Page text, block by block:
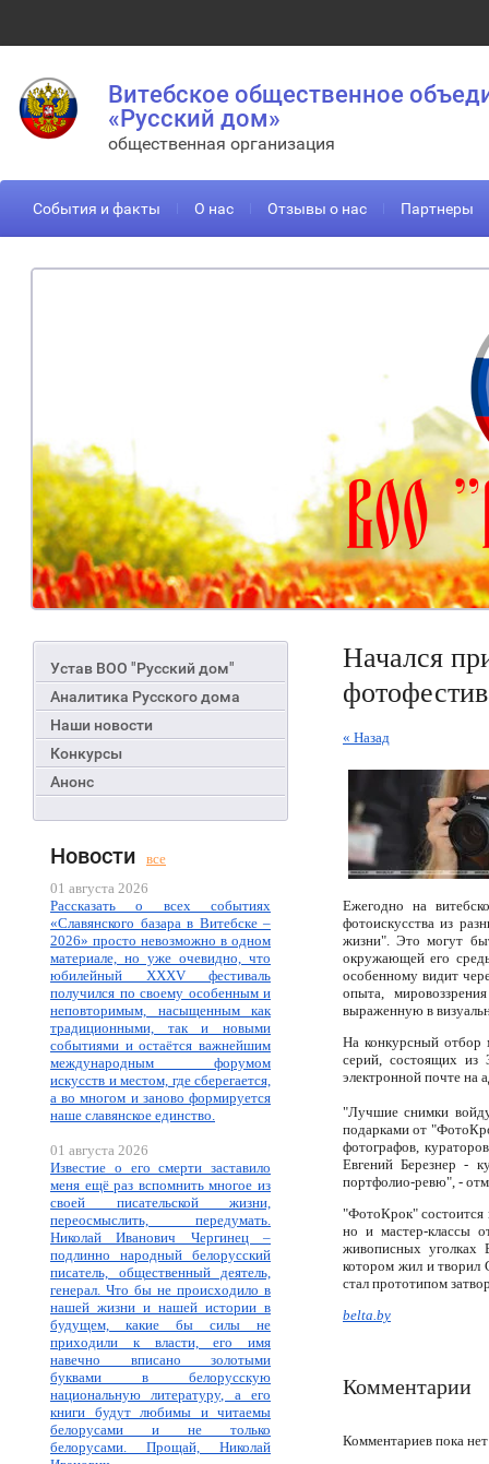
Витебское общественное
«Русский дом»
общественная организация
События и факты О нас Отзывы о нас Партнеры
Устав ВОО "Русский дом"
Аналитика Русского дома
Наши новости
Конкурсы
Анонс
Новости
все
01 августа 2026
Рассказать о всех событиях
«Славянского базара в Витебске –
2026» просто невозможно в одном
материале, но уже очевидно, что
юбилейный XXXV фестиваль
получился по своему особенным и
неповторимым, насыщенным как
традиционными, так и новыми
событиями и остаётся важнейшим
международным форумом
искусств и местом, где сберегается,
а во многом и заново формируется
наше славянское единство.
01 августа 2026
Известие о его смерти заставило
меня ещё раз вспомнить многое из
своей писательской жизни,
переосмыслить, передумать.
Николай Иванович Чергинец –
подлинно народный белорусский
писатель, общественный деятель,
генерал. Что бы не происходило в
нашей жизни и нашей истории в
будущем, какие бы силы не
приходили к власти, его имя
навечно вписано золотыми
буквами в белорусскую
национальную литературу, а его
книги будут любимы и читаемы
белорусами и не только
белорусами. Прощай, Николай
Начался
« Назад
Ежегодно на
фотоискусства из
жизни". Это могут
окружающей его
особенному видит
опыта,
выраженную в
На конкурсный отбор
серий, состоящих из
электронной почте на
"Лучшие снимки
подарками от
фотографов,
Евгений Березнер -
портфолио-ревю", -
"ФотоКрок" состоится
но и мастер-классы
живописных уголках
котором жил и творил
стал прототипом
belta.by
Комментарии
Комментариев пока нет